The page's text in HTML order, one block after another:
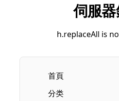
伺服
h.replaceAll is
首頁
分类